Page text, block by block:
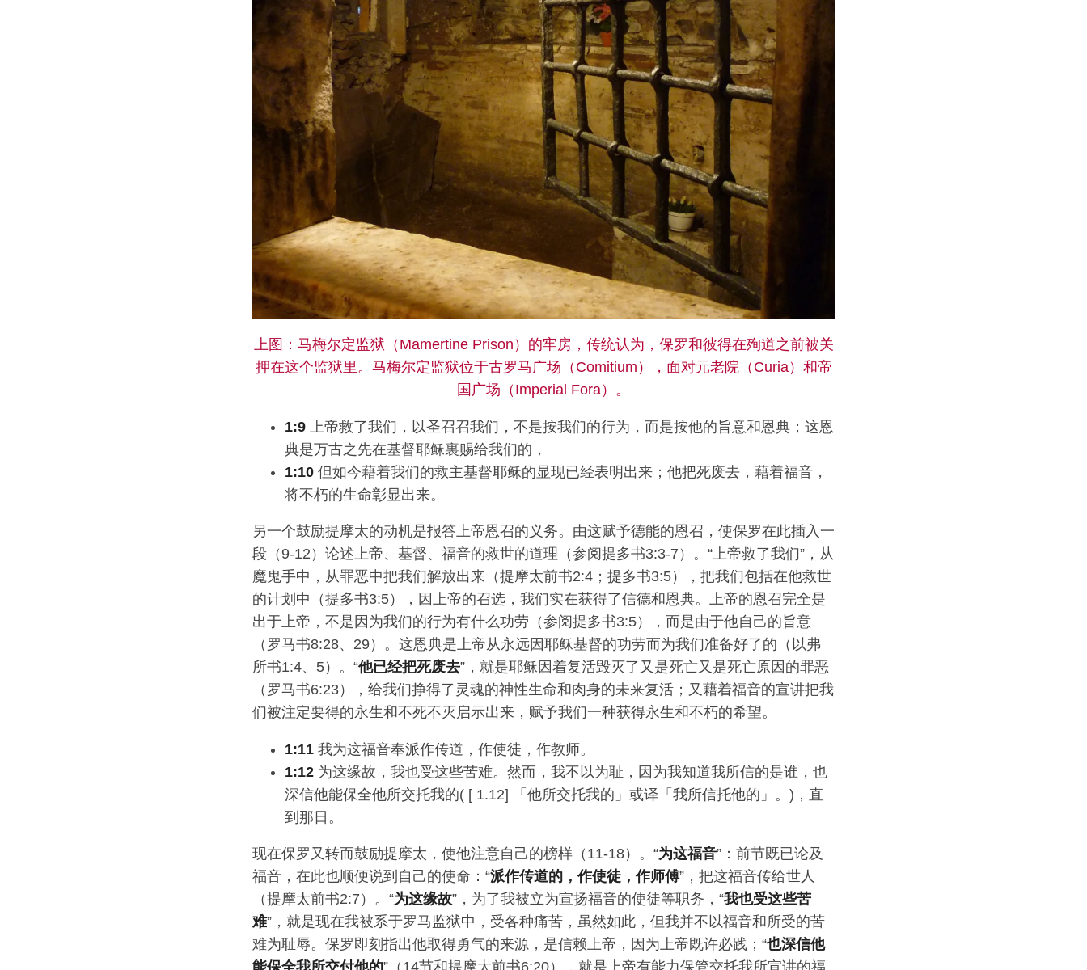
上图：马梅尔定监狱（Mamertine Prison）的牢房，传统认为，保罗和彼得在殉道之前被关
押在这个监狱里。马梅尔定监狱位于古罗马广场（Comitium），面对元老院（Curia）和帝
国广场（Imperial Fora）。
1:9 上帝救了我们，以圣召召我们，不是按我们的行为，而是按他的旨意和恩典；这恩
典是万古之先在基督耶稣裏赐给我们的，
1:10 但如今藉着我们的救主基督耶稣的显现已经表明出来；他把死废去，藉着福音，
将不朽的生命彰显出来。
另一个鼓励提摩太的动机是报答上帝恩召的义务。由这赋予德能的恩召，使保罗在此插入一
段（9-12）论述上帝、基督、福音的救世的道理（参阅提多书3:3-7）。“上帝救了我们”，从
魔鬼手中，从罪恶中把我们解放出来（提摩太前书2:4；提多书3:5），把我们包括在他救世
的计划中（提多书3:5），因上帝的召选，我们实在获得了信德和恩典。上帝的恩召完全是
出于上帝，不是因为我们的行为有什么功劳（参阅提多书3:5），而是由于他自己的旨意
（罗马书8:28、29）。这恩典是上帝从永远因耶稣基督的功劳而为我们准备好了的（以弗
所书1:4、5）。“他已经把死废去”，就是耶稣因着复活毁灭了又是死亡又是死亡原因的罪恶
（罗马书6:23），给我们挣得了灵魂的神性生命和肉身的未来复活；又藉着福音的宣讲把我
们被注定要得的永生和不死不灭启示出来，赋予我们一种获得永生和不朽的希望。
1:11 我为这福音奉派作传道，作使徒，作教师。
1:12 为这缘故，我也受这些苦难。然而，我不以为耻，因为我知道我所信的是谁，也
深信他能保全他所交托我的( [ 1.12] 「他所交托我的」或译「我所信托他的」。)，直
到那日。
现在保罗又转而鼓励提摩太，使他注意自己的榜样（11-18）。“为这福音”：前节既已论及
福音，在此也顺便说到自己的使命：“派作传道的，作使徒，作师傅”，把这福音传给世人
（提摩太前书2:7）。“为这缘故”，为了我被立为宣扬福音的使徒等职务，“我也受这些苦
难”，就是现在我被系于罗马监狱中，受各种痛苦，虽然如此，但我并不以福音和所受的苦
难为耻辱。保罗即刻指出他取得勇气的来源，是信赖上帝，因为上帝既许必践；“也深信他